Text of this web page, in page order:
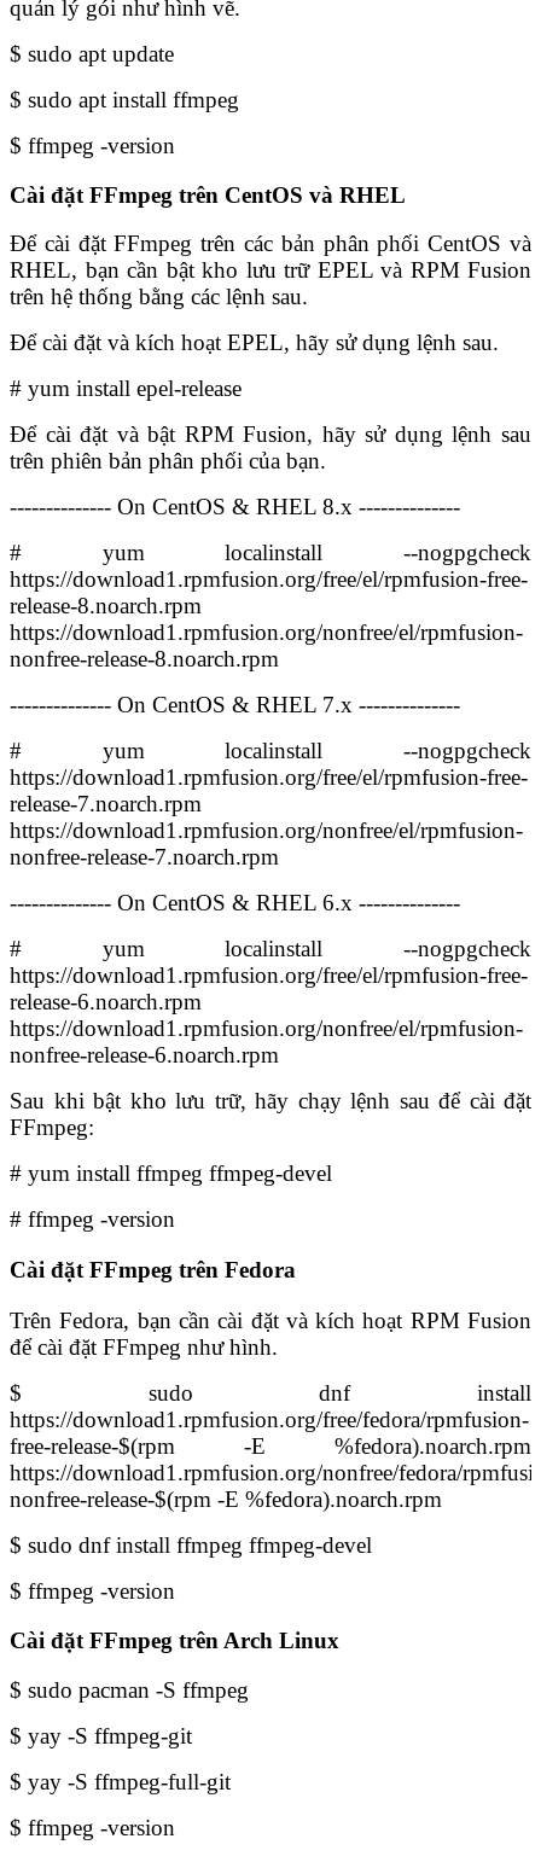
quản lý gói như hình vẽ.
$ sudo apt update
$ sudo apt install ffmpeg
$ ffmpeg -version
Cài đặt FFmpeg trên CentOS và RHEL
Để cài đặt FFmpeg trên các bản phân phối CentOS và
RHEL, bạn cần bật kho lưu trữ EPEL và RPM Fusion
trên hệ thống bằng các lệnh sau.
Để cài đặt và kích hoạt EPEL, hãy sử dụng lệnh sau.
# yum install epel-release
Để cài đặt và bật RPM Fusion, hãy sử dụng lệnh sau
trên phiên bản phân phối của bạn.
-------------- On CentOS & RHEL 8.x --------------
# yum localinstall --nogpgcheck
https://download1.rpmfusion.org/free/el/rpmfusion-free-
release-8.noarch.rpm
https://download1.rpmfusion.org/nonfree/el/rpmfusion-
nonfree-release-8.noarch.rpm
-------------- On CentOS & RHEL 7.x --------------
# yum localinstall --nogpgcheck
https://download1.rpmfusion.org/free/el/rpmfusion-free-
release-7.noarch.rpm
https://download1.rpmfusion.org/nonfree/el/rpmfusion-
nonfree-release-7.noarch.rpm
-------------- On CentOS & RHEL 6.x --------------
# yum localinstall --nogpgcheck
https://download1.rpmfusion.org/free/el/rpmfusion-free-
release-6.noarch.rpm
https://download1.rpmfusion.org/nonfree/el/rpmfusion-
nonfree-release-6.noarch.rpm
Sau khi bật kho lưu trữ, hãy chạy lệnh sau để cài đặt
FFmpeg:
# yum install ffmpeg ffmpeg-devel
# ffmpeg -version
Cài đặt FFmpeg trên Fedora
Trên Fedora, bạn cần cài đặt và kích hoạt RPM Fusion
để cài đặt FFmpeg như hình.
$ sudo dnf install
https://download1.rpmfusion.org/free/fedora/rpmfusion-
free-release-$(rpm -E %fedora).noarch.rpm
https://download1.rpmfusion.org/nonfree/fedora/
nonfree-release-$(rpm -E %fedora).noarch.rpm
$ sudo dnf install ffmpeg ffmpeg-devel
$ ffmpeg -version
Cài đặt FFmpeg trên Arch Linux
$ sudo pacman -S ffmpeg
$ yay -S ffmpeg-git
$ yay -S ffmpeg-full-git
$ ffmpeg -version